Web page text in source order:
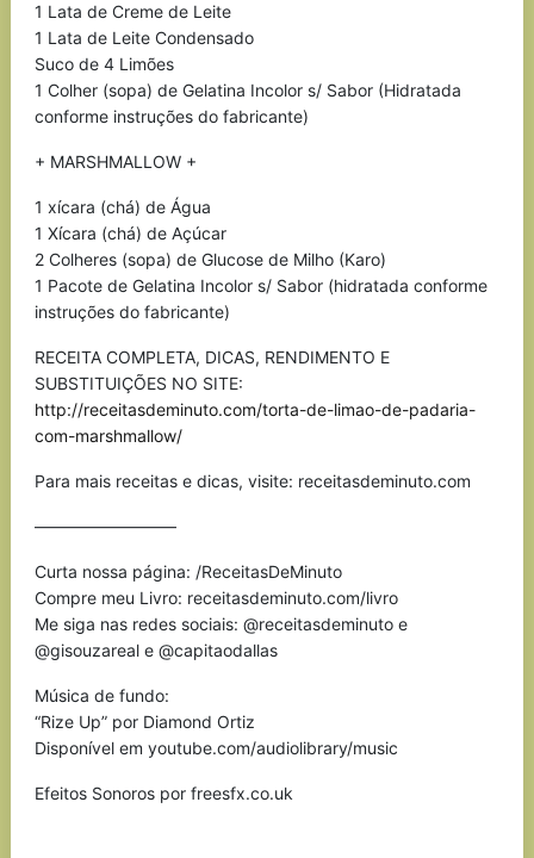
1 Lata de Creme de Leite
1 Lata de Leite Condensado
Suco de 4 Limões
1 Colher (sopa) de Gelatina Incolor s/ Sabor (Hidratada
conforme instruções do fabricante)
+ MARSHMALLOW +
1 xícara (chá) de Água
1 Xícara (chá) de Açúcar
2 Colheres (sopa) de Glucose de Milho (Karo)
1 Pacote de Gelatina Incolor s/ Sabor (hidratada conforme
instruções do fabricante)
RECEITA COMPLETA, DICAS, RENDIMENTO E
SUBSTITUIÇÕES NO SITE:
http://receitasdeminuto.com/torta-de-limao-de-padaria-
com-marshmallow/
Para mais receitas e dicas, visite: receitasdeminuto.com
————————–
Curta nossa página: /ReceitasDeMinuto
Compre meu Livro: receitasdeminuto.com/livro
Me siga nas redes sociais: @receitasdeminuto e
@gisouzareal e @capitaodallas
Música de fundo:
“Rize Up” por Diamond Ortiz
Disponível em youtube.com/audiolibrary/music
Efeitos Sonoros por freesfx.co.uk